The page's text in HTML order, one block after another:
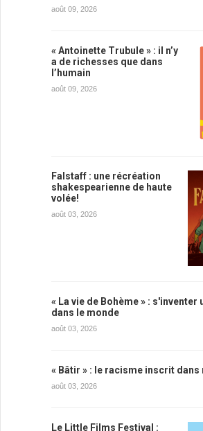
août 09, 2026
« Antoinette Trubule » : il n’y
a de richesses que dans
l’humain
août 09, 2026
Falstaff : une récréation
shakespearienne de haute
volée!
août 03, 2026
« La vie de Bohème » : s'inventer
dans le monde
août 03, 2026
« Bâtir » : le racisme inscrit dans
août 03, 2026
Le Little Films Festival :